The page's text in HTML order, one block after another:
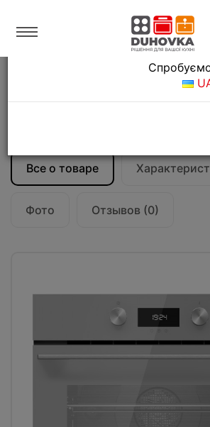
Встраиваемая техника
Электрический духовой
Все о товаре
Фото Отзывов (0)
Язык магазина